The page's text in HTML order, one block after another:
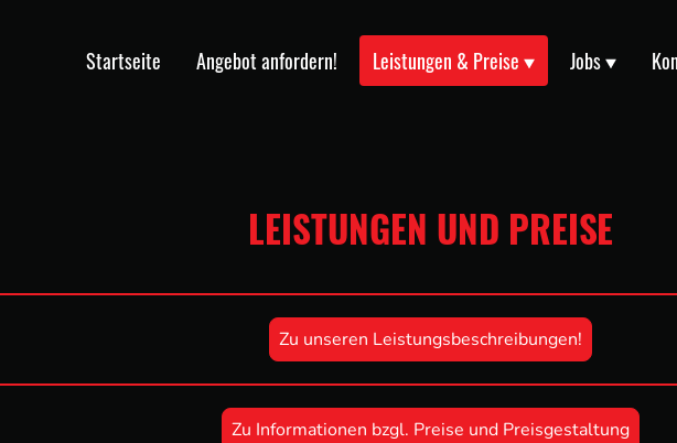
Startseite Angebot anfordern! Leistungen & Preise Jobs
LEISTUNGEN UND PREISE
Zu unseren Leistungsbeschreibungen!
Zu Informationen bzgl. Preise und Preisgestaltung